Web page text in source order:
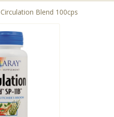
Circulation Blend 100cps